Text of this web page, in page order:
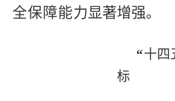
全保障能力显著增强。
“十四
标